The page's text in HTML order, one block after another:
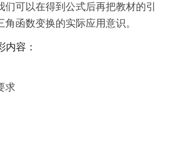
可以在得到公式后再把教材的引
函数变换的实际应用意识。
内容：
求